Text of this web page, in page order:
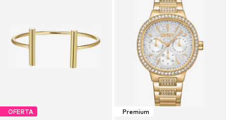
OFERTA Premium